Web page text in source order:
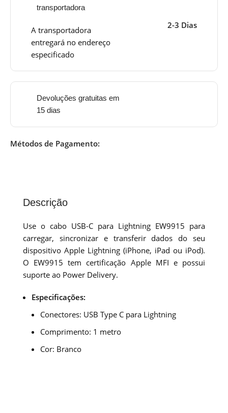
transportadora
A transportadora
entregará no endereço
especificado
2-3 Dias
Devoluções gratuitas em
15 dias
Métodos de Pagamento:
Descrição
Use o cabo USB-C para Lightning EW9915 para
carregar, sincronizar e transferir dados do seu
dispositivo Apple Lightning (iPhone, iPad ou iPod).
O EW9915 tem certificação Apple MFI e possui
suporte ao Power Delivery.
Especificações:
Conectores: USB Type C para Lightning
Comprimento: 1 metro
Cor: Branco